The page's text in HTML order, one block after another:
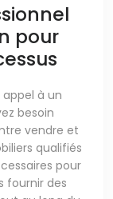
pour
à un
besoin
vendre et
qualifiés
pour
fournir des